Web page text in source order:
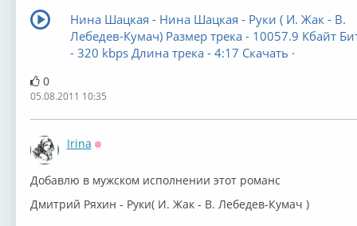
Нина Шацкая - Нина Шацкая - Руки ( И. Жак - В.
Лебедев-Кумач) Размер трека - 10057.9 Кбайт
- 320 kbps Длина трека - 4:17 Скачать ·
0
05.08.2011 10:35
Irina
Добавлю в мужском исполнении этот романс
Дмитрий Ряхин - Руки( И. Жак - В. Лебедев-Кумач )